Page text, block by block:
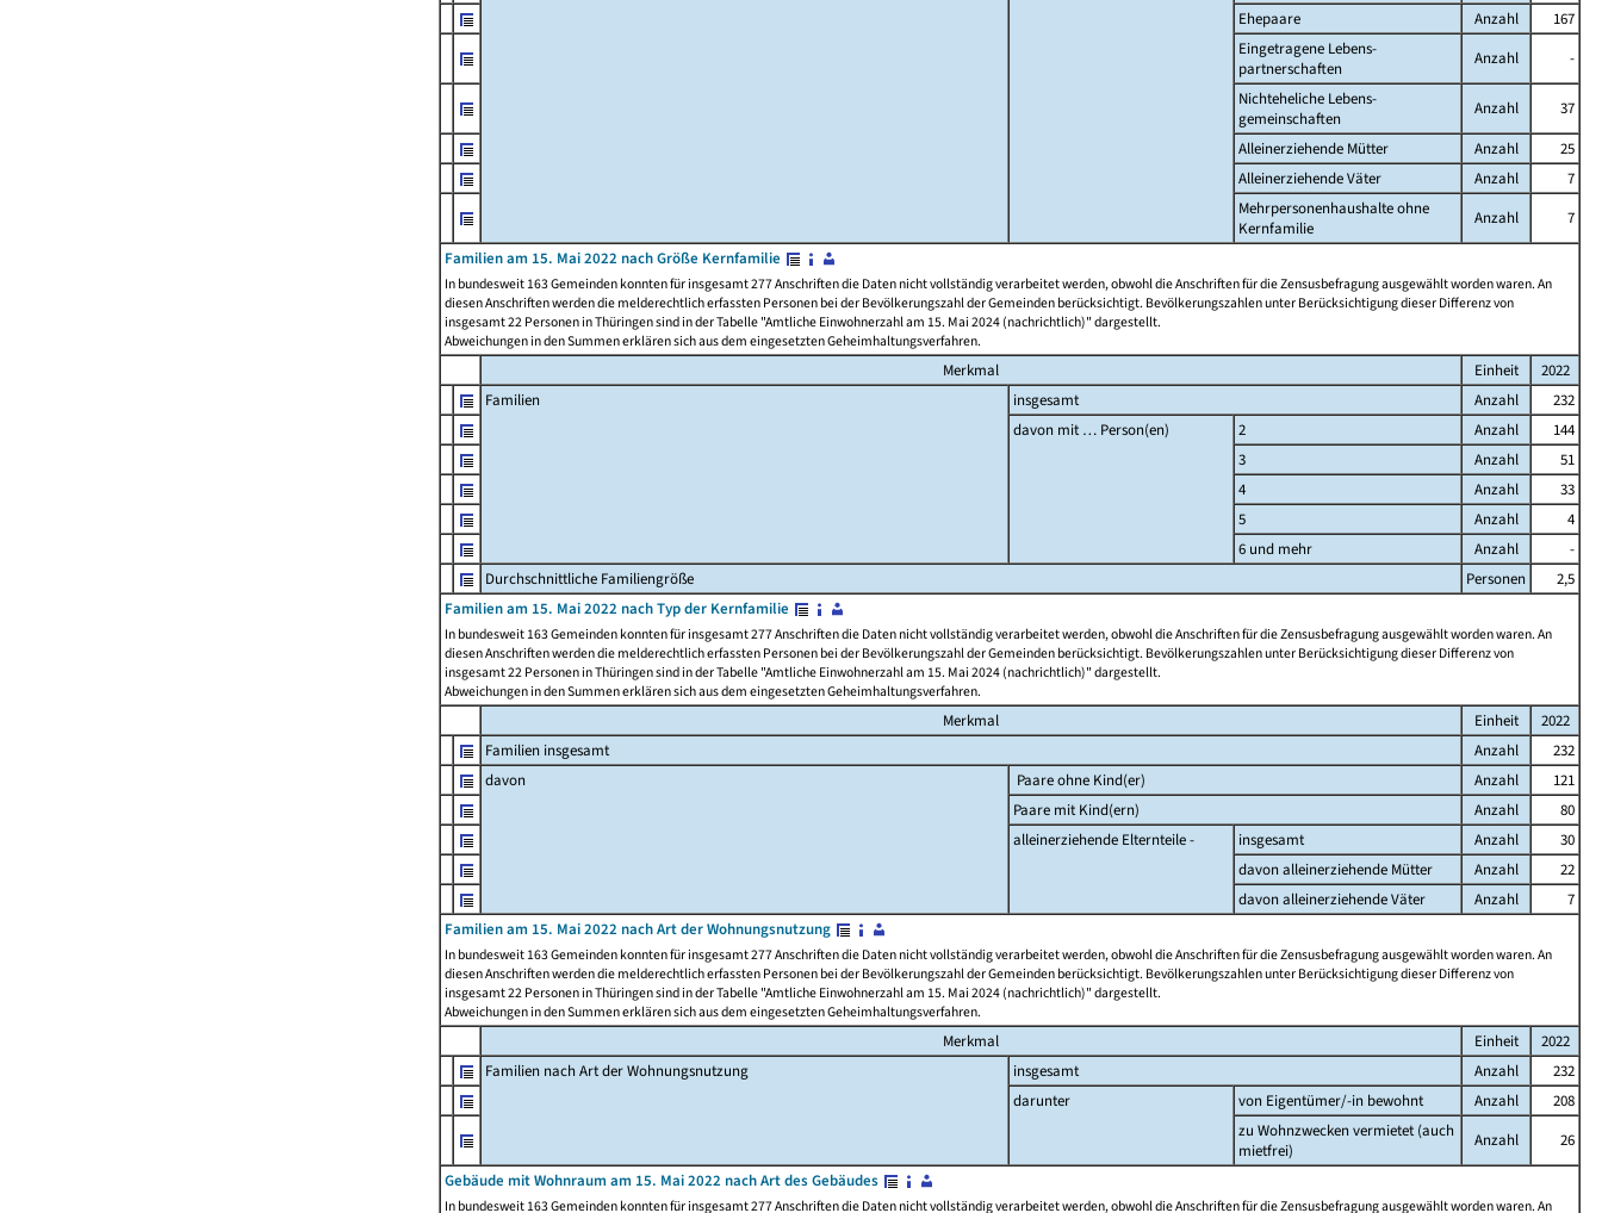
Ehepaare
Anzahl
167
Eingetragene Lebens-
partnerschaften
Anzahl
-
Nichteheliche Lebens-
gemeinschaften
Anzahl
37
Alleinerziehende Mütter
Anzahl
25
Alleinerziehende Väter
Anzahl
7
Mehrpersonenhaushalte ohne
Kernfamilie
Anzahl
7
Familien am 15. Mai 2022 nach Größe Kernfamilie
In bundesweit 163 Gemeinden konnten für insgesamt 277 Anschriften die Daten nicht vollständig verarbeitet werden, obwohl die Anschriften für die Zensusbefragung ausgewählt worden waren. An
diesen Anschriften werden die melderechtlich erfassten Personen bei der Bevölkerungszahl der Gemeinden berücksichtigt. Bevölkerungszahlen unter Berücksichtigung dieser Differenz von
insgesamt 22 Personen in Thüringen sind in der Tabelle "Amtliche Einwohnerzahl am 15. Mai 2024 (nachrichtlich)" dargestellt.
Abweichungen in den Summen erklären sich aus dem eingesetzten Geheimhaltungsverfahren.
Merkmal Einheit
2022
Familien
insgesamt Anzahl
232
davon mit … Person(en)
2 Anzahl
144
3
Anzahl
51
4
Anzahl
33
5
Anzahl
4
6 und mehr
Anzahl
-
Durchschnittliche Familiengröße
Personen
2,5
Familien am 15. Mai 2022 nach Typ der Kernfamilie
In bundesweit 163 Gemeinden konnten für insgesamt 277 Anschriften die Daten nicht vollständig verarbeitet werden, obwohl die Anschriften für die Zensusbefragung ausgewählt worden waren. An
diesen Anschriften werden die melderechtlich erfassten Personen bei der Bevölkerungszahl der Gemeinden berücksichtigt. Bevölkerungszahlen unter Berücksichtigung dieser Differenz von
insgesamt 22 Personen in Thüringen sind in der Tabelle "Amtliche Einwohnerzahl am 15. Mai 2024 (nachrichtlich)" dargestellt.
Abweichungen in den Summen erklären sich aus dem eingesetzten Geheimhaltungsverfahren.
Merkmal Einheit
2022
Familien insgesamt
Anzahl
232
davon
Paare ohne Kind(er) Anzahl
121
Paare mit Kind(ern)
Anzahl
80
alleinerziehende Elternteile -
insgesamt Anzahl
30
davon alleinerziehende Mütter
Anzahl
22
davon alleinerziehende Väter
Anzahl
7
Familien am 15. Mai 2022 nach Art der Wohnungsnutzung
In bundesweit 163 Gemeinden konnten für insgesamt 277 Anschriften die Daten nicht vollständig verarbeitet werden, obwohl die Anschriften für die Zensusbefragung ausgewählt worden waren. An
diesen Anschriften werden die melderechtlich erfassten Personen bei der Bevölkerungszahl der Gemeinden berücksichtigt. Bevölkerungszahlen unter Berücksichtigung dieser Differenz von
insgesamt 22 Personen in Thüringen sind in der Tabelle "Amtliche Einwohnerzahl am 15. Mai 2024 (nachrichtlich)" dargestellt.
Abweichungen in den Summen erklären sich aus dem eingesetzten Geheimhaltungsverfahren.
Merkmal Einheit
2022
Familien nach Art der Wohnungsnutzung
insgesamt Anzahl
232
darunter
von Eigentümer/-in bewohnt Anzahl
208
zu Wohnzwecken vermietet (auch
mietfrei)
Anzahl
26
Gebäude mit Wohnraum am 15. Mai 2022 nach Art des Gebäudes
In bundesweit 163 Gemeinden konnten für insgesamt 277 Anschriften die Daten nicht vollständig verarbeitet werden, obwohl die Anschriften für die Zensusbefragung ausgewählt worden waren. An